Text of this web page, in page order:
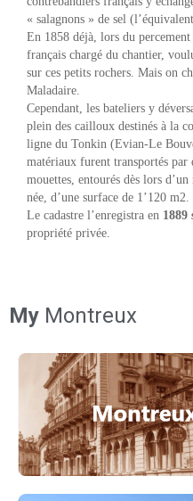
« salagnons » de sel
En 1858 déjà, lors du
français chargé du chantier,
sur ces petits rochers. Mais on
Maladaire.
Cependant, les bateliers y
plein des cailloux destinés à la
ligne du Tonkin (Evian-Le
matériaux furent transportés par
mouettes, entourés dès lors
née, d’une surface de 1’120 m2.
Le cadastre l’enregistra en 1889
propriété privée.
My Montreux